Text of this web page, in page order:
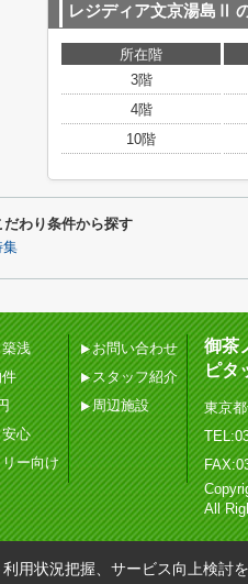
レジディア文京湯島Ⅱ
所在階
3階
4階
10階
わり条件から探す
集
浅
心
ー向け
お問い合わせ
スタッフ紹介
周辺施設
御茶
ピタ
東京
All
用状況把握、サービス向上検討